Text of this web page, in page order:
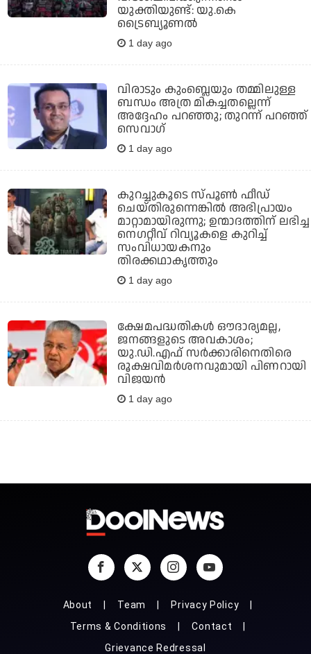
യുക്തിയുണ്ട്: യു.കെ
ട്രൈബ്യൂണല്‍
1 day ago
വിരാടും കുംബ്ലെയും തമ്മിലുള്ള
ബന്ധം അത്ര മികച്ചതല്ലെന്ന്
അദ്ദേഹം പറഞ്ഞു; തുറന്ന് പറഞ്ഞ്
സെവാഗ്
1 day ago
കുറച്ചുകൂടെ സ്പൂണ്‍ ഫീഡ്
ചെയ്തിരുന്നെങ്കില്‍ അഭിപ്രായം
മാറ്റാമായിരുന്നു; ഉന്മാദത്തിന് ലഭിച്ച
നെഗറ്റീവ് റിവ്യൂകളെ കുറിച്ച്
സംവിധായകനും
തിരക്കഥാകൃത്തും
1 day ago
ക്ഷേമപദ്ധതികള്‍ ഔദാര്യമല്ല,
ജനങ്ങളുടെ അവകാശം;
യു.ഡി.എഫ് സര്‍ക്കാരിനെതിരെ
രൂക്ഷവിമര്‍ശനവുമായി പിണറായി
വിജയന്‍
1 day ago
About Team
Privacy Policy
Terms & Conditions
Contact
Grievance Redressal